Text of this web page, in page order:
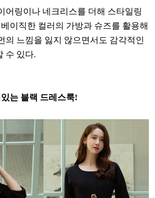
어링이나 네크리스를 더해 스타일링
이직한 컬러의 가방과 슈즈를 활용해
의 느낌을 잃지 않으면서도 감각적인
수 있다.
는 블랙 드레스룩!